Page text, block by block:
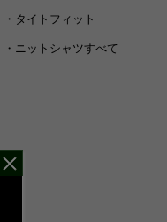
・ タイトフィット
・ ニットシャツすべて